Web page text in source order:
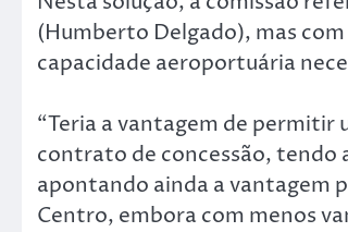
(Humberto Delgado), mas
capacidade aeroportuária
“Teria a vantagem de permitir
contrato de concessão, tendo
apontando ainda a vantagem
Centro, embora com menos